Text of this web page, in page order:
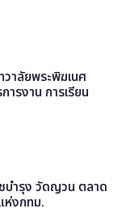
วาลัยพระพิฆเนศ
รงาน การเรียน
บำรุง วัดญวน ตลาด
ห่งกทม.